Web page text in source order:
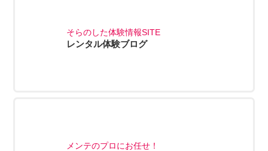
そらのした体験情報SITE
レンタル体験ブログ
メンテのプロにお任せ！